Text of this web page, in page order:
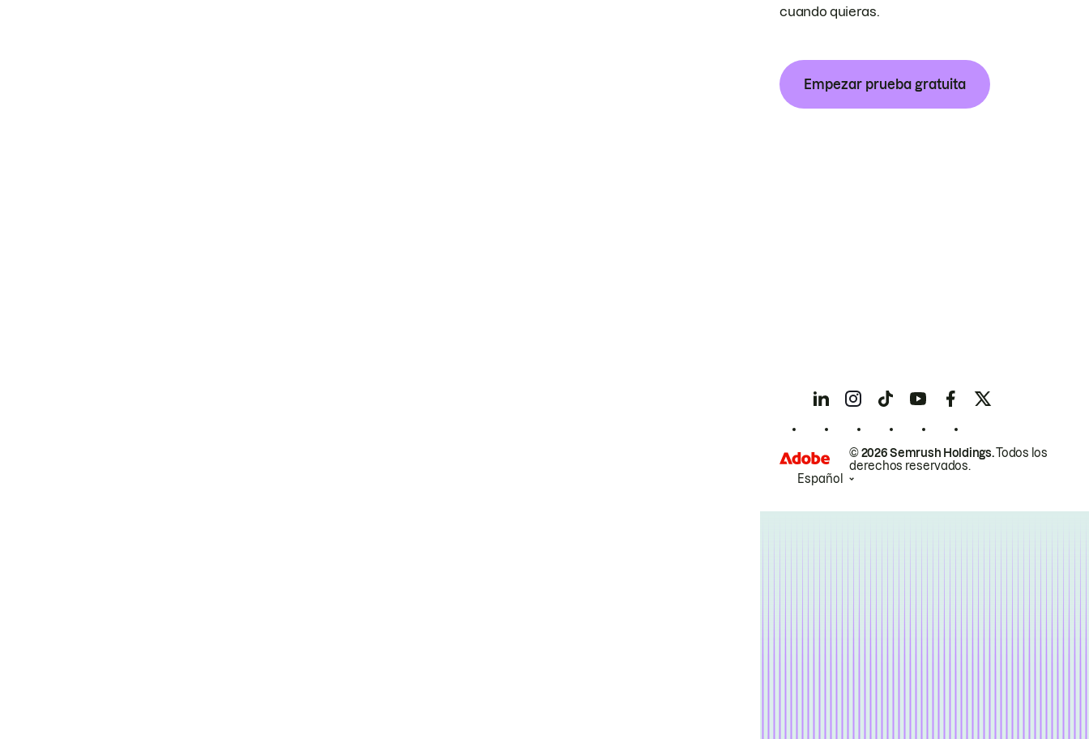
cuando quieras.
Empezar prueba gratuita
© 2026 Semrush Holdings.Todos los
derechos reservados.
Español